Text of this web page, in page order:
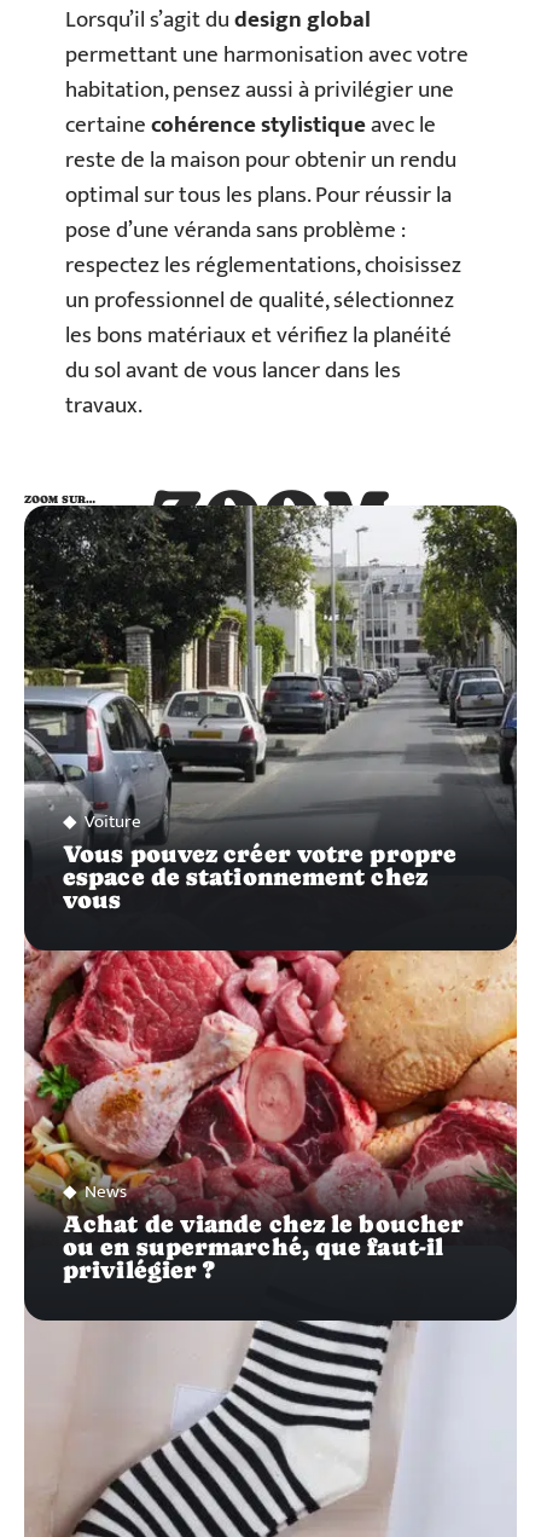
Lorsqu’il s’agit dudesign global
permettant une harmonisation avec votre
habitation, pensez aussi à privilégier une
certainecohérence stylistiqueavec le
reste de la maison pour obtenir un rendu
optimal sur tous les plans. Pour réussir la
pose d’une véranda sans problème :
respectez les réglementations, choisissez
un professionnel de qualité, sélectionnez
les bons matériaux et vérifiez la planéité
du sol avant de vous lancer dans les
travaux.
ZOOM
SUR…
ZOOM SUR…
Voiture
Vous pouvez créer votre propre
espace de stationnement chez
vous
News
Achat de viande chez le boucher
ou en supermarché, que faut-il
privilégier ?